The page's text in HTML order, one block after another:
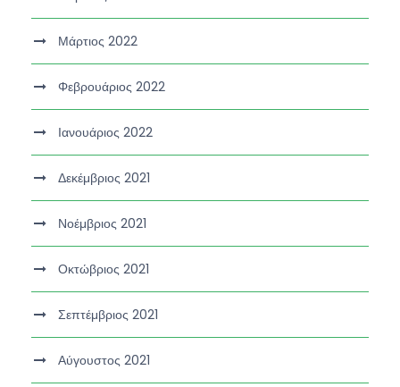
Μάρτιος 2022
Φεβρουάριος 2022
Ιανουάριος 2022
Δεκέμβριος 2021
Νοέμβριος 2021
Οκτώβριος 2021
Σεπτέμβριος 2021
Αύγουστος 2021